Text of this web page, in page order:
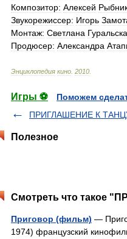
Композитор: Алексей
Звукорежиссер: Игорь
Монтаж: Светлана
Продюсер: Александра
Энциклопедия кино 2010
Игры ⚽
Поможем
ПРИГЛАШЕНИЕ К
Полезное
Смотреть что такое
Приговор (фильм) —
1974) французский